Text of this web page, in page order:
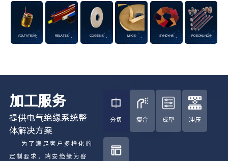
VOLTATEX® RELATS® COGEBI® MIKI® SYNDYN® ROECHLING®
加工服务
提供电气绝缘系统整
体解决方案
为了满足客户多样化的
定制要求，瑞安绝缘为客
分切 复合 成型 冲压